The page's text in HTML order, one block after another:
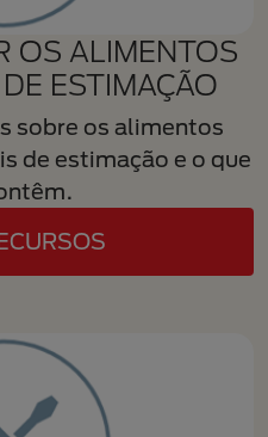
OS ALIMENTOS
ESTIMAÇÃO
sobre os alimentos
de estimação e o que